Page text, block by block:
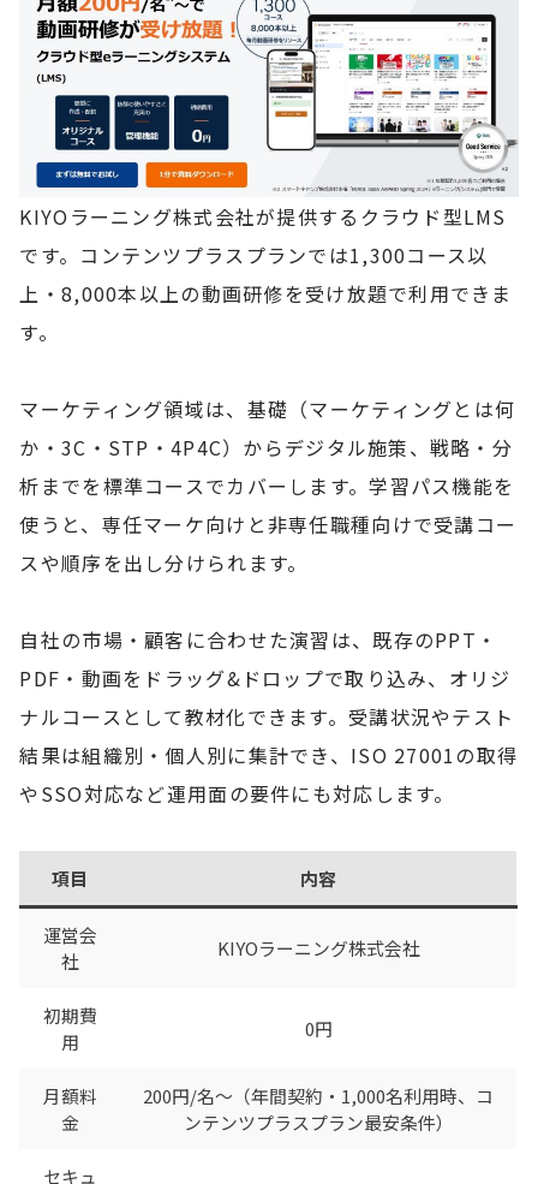
KIYOラーニング株式会社が提供するクラウド型LMS
です。コンテンツプラスプランでは1,300コース以
上・8,000本以上の動画研修を受け放題で利用できま
す。
マーケティング領域は、基礎（マーケティングとは何
か・3C・STP・4P4C）からデジタル施策、戦略・分
析までを標準コースでカバーします。学習パス機能を
使うと、専任マーケ向けと非専任職種向けで受講コー
スや順序を出し分けられます。
自社の市場・顧客に合わせた演習は、既存のPPT・
PDF・動画をドラッグ&ドロップで取り込み、オリジ
ナルコースとして教材化できます。受講状況やテスト
結果は組織別・個人別に集計でき、ISO 27001の取得
やSSO対応など運用面の要件にも対応します。
項目 内容
運営会
社
KIYOラーニング株式会社
初期費
用
0円
月額料
金
200円/名〜（年間契約・1,000名利用時、コ
ンテンツプラスプラン最安条件）
セキュ